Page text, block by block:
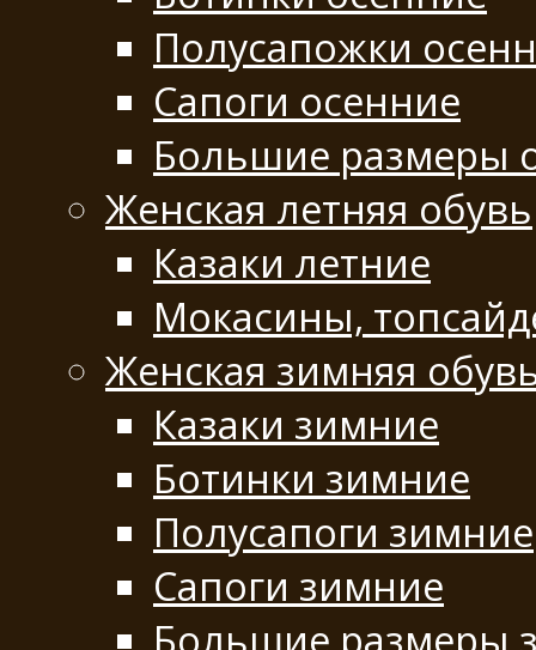
Полусапожки
Сапоги осенние
Большие размеры
Женская летняя обувь
Казаки летние
Мокасины,
Женская зимняя
Казаки зимние
Ботинки зимние
Полусапоги зимние
Сапоги зимние